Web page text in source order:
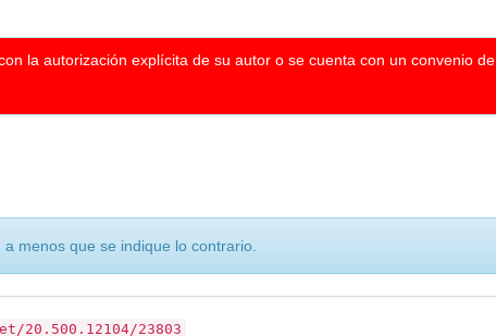
la autorización explícita de su autor o se cuenta con un convenio de
menos que se indique lo contrario.
20.500.12104/23803